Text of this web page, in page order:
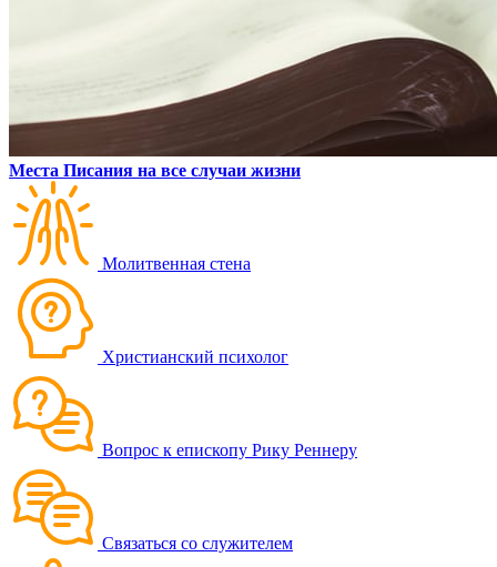
Места Писания на все случаи жизни
Молитвенная стена
Христианский психолог
Вопрос к епископу Рику Реннеру
Связаться со служителем